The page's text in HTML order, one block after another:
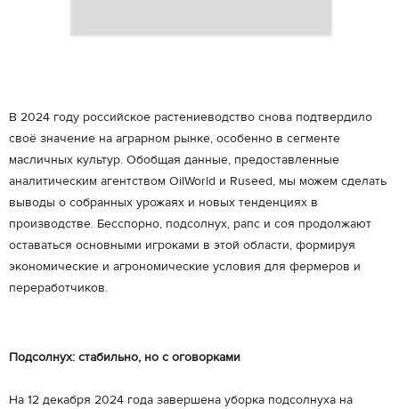
В 2024 году российское растениеводство снова подтвердило
своё значение на аграрном рынке, особенно в сегменте
масличных культур. Обобщая данные, предоставленные
аналитическим агентством OilWorld и Ruseed, мы можем сделать
выводы о собранных урожаях и новых тенденциях в
производстве. Бесспорно, подсолнух, рапс и соя продолжают
оставаться основными игроками в этой области, формируя
экономические и агрономические условия для фермеров и
переработчиков.
Подсолнух: стабильно, но с оговорками
На 12 декабря 2024 года завершена уборка подсолнуха на